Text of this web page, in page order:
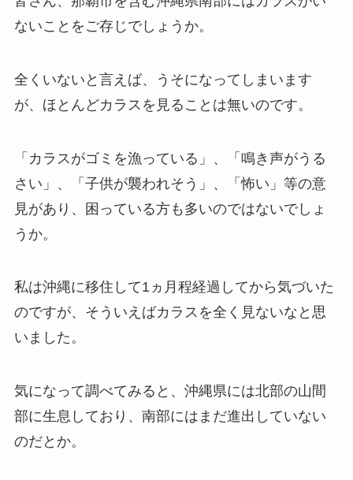
ないことをご存じでしょうか。
全くいないと言えば、うそになってしまいます
が、ほとんどカラスを見ることは無いのです。
「カラスがゴミを漁っている」、「鳴き声がうる
さい」、「子供が襲われそう」、「怖い」等の意
見があり、困っている方も多いのではないでしょ
うか。
私は沖縄に移住して1ヵ月程経過してから気づいた
のですが、そういえばカラスを全く見ないなと思
いました。
気になって調べてみると、沖縄県には北部の山間
部に生息しており、南部にはまだ進出していない
のだとか。